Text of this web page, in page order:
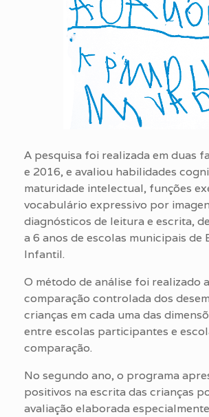
A pesquisa foi realizada em duas
e 2016, e avaliou habilidades
maturidade intelectual, funções
vocabulário expressivo por
diagnósticos de leitura e escrita,
a 6 anos de escolas municipais de
Infantil.
O método de análise foi realizado
comparação controlada dos
crianças em cada uma das
entre escolas participantes e
comparação.
No segundo ano, o programa
positivos na escrita das crianças
avaliação elaborada